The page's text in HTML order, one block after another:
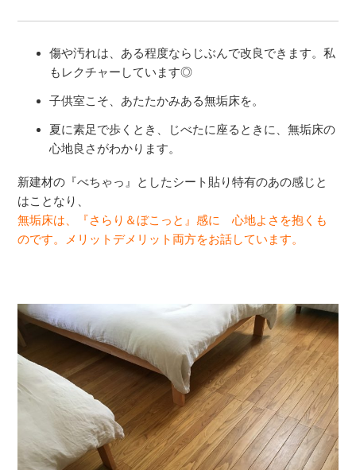
傷や汚れは、ある程度ならじぶんで改良できます。私
もレクチャーしています◎
子供室こそ、あたたかみある無垢床を。
夏に素足で歩くとき、じべたに座るときに、無垢床の
心地良さがわかります。
新建材の『べちゃっ』としたシート貼り特有のあの感じと
はことなり、
無垢床は、『さらり＆ぼこっと』感に 心地よさを抱くも
のです。メリットデメリット両方をお話しています。